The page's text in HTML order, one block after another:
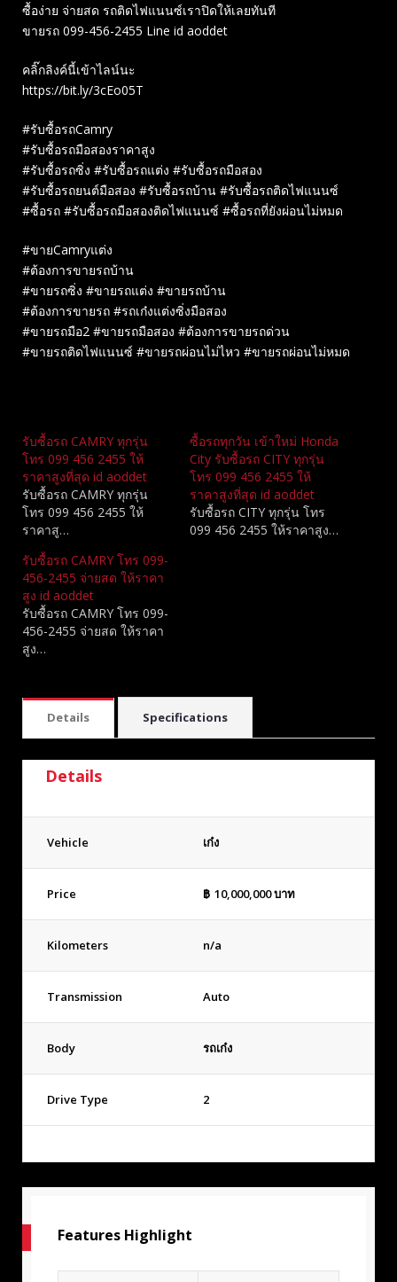
ซื้อง่าย จ่ายสด รถติดไฟแนนซ์เราปิดให้เลยทันที
ขายรถ 099-456-2455 Line id aoddet
คลิ๊กลิงค์นี้เข้าไลน์นะ
https://bit.ly/3cEo05T
#รับซื้อรถCamry
#รับซื้อรถมือสองราคาสูง
#รับซื้อรถซิ่ง #รับซื้อรถแต่ง #รับซื้อรถมือสอง
#รับซื้อรถยนต์มือสอง #รับซื้อรถบ้าน #รับซื้อรถติดไฟแนนซ์
#ซื้อรถ #รับซื้อรถมือสองติดไฟแนนซ์ #ซื้อรถที่ยังผ่อนไม่หมด
#ขายCamryแต่ง
#ต้องการขายรถบ้าน
#ขายรถซิ่ง #ขายรถแต่ง #ขายรถบ้าน
#ต้องการขายรถ #รถเก๋งแต่งซิ่งมือสอง
#ขายรถมือ2 #ขายรถมือสอง #ต้องการขายรถด่วน
#ขายรถติดไฟแนนซ์ #ขายรถผ่อนไม่ไหว #ขายรถผ่อนไม่หมด
รับซื้อรถ CAMRY ทุกรุ่น
โทร 099 456 2455 ให้
ราคาสูงที่สุด id aoddet
รับซื้อรถ CAMRY ทุกรุ่น
โทร 099 456 2455 ให้
ราคาสู…
ซื้อรถทุกวัน เข้าใหม่ Honda
City รับซื้อรถ CITY ทุกรุ่น
โทร 099 456 2455 ให้
ราคาสูงที่สุด id aoddet
รับซื้อรถ CITY ทุกรุ่น โทร
099 456 2455 ให้ราคาสูง…
รับซื้อรถ CAMRY โทร 099-
456-2455 จ่ายสด ให้ราคา
สูง id aoddet
รับซื้อรถ CAMRY โทร 099-
456-2455 จ่ายสด ให้ราคา
สูง…
Details Specifications
Details
Vehicle เก๋ง
Price ฿ 10,000,000บาท
Kilometers n/a
Transmission Auto
Body รถเก๋ง
Drive Type 2
Features Highlight